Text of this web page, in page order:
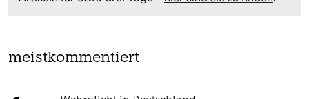
meistkommentiert